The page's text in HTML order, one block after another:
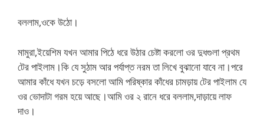
বললাম,ওকে উঠো।
মামুরা,ইয়েশিম যখন আমার পিঠে ধরে উঠার চেষ্টা করলো ওর দুধগুলা প্রথম
টের পাইলাম।কি যে সুঠাম আর পর্যাপ্ত নরম তা লিখে বুঝানো যাবে না।পরে
আমার কাঁধে যখন চড়ে বসলো আমি পরিষ্কার কাঁধের চামড়ায় টের পাইলাম যে
ওর ভোদাটা গরম হয়ে আছে।আমি ওর ২ রানে ধরে বললাম,দাড়ায়ে লাফ
দাও।